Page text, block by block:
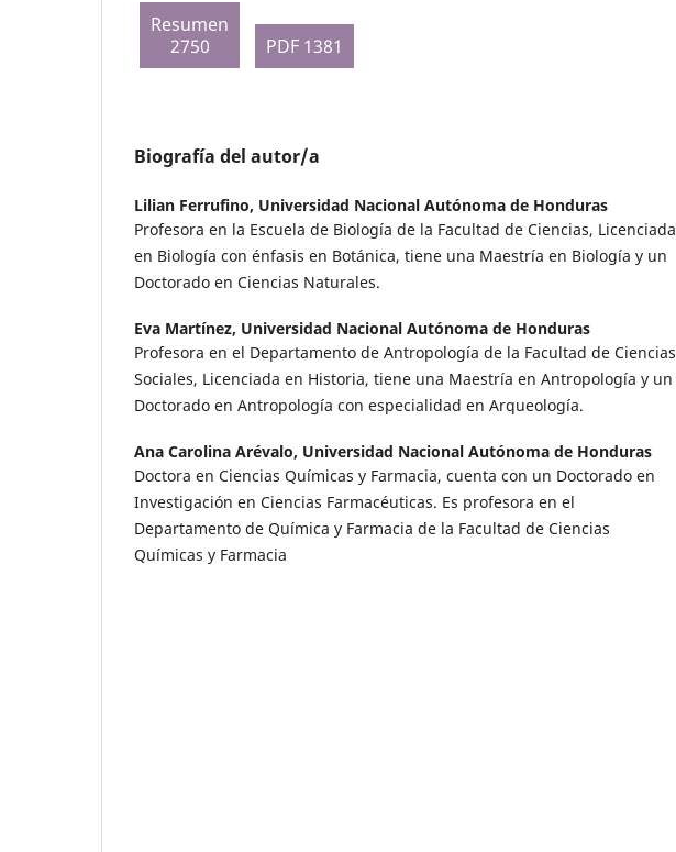
Resumen
2750
PDF 1381
Biografía del autor/a
Lilian Ferrufino, Universidad Nacional Autónoma de Honduras
Profesora en la Escuela de Biología de la Facultad de Ciencias, Licenciada
en Biología con énfasis en Botánica, tiene una Maestría en Biología y un
Doctorado en Ciencias Naturales.
Eva Martínez, Universidad Nacional Autónoma de Honduras
Profesora en el Departamento de Antropología de la Facultad de Ciencias
Sociales, Licenciada en Historia, tiene una Maestría en Antropología y un
Doctorado en Antropología con especialidad en Arqueología.
Ana Carolina Arévalo, Universidad Nacional Autónoma de Honduras
Doctora en Ciencias Químicas y Farmacia, cuenta con un Doctorado en
Investigación en Ciencias Farmacéuticas. Es profesora en el
Departamento de Química y Farmacia de la Facultad de Ciencias
Químicas y Farmacia